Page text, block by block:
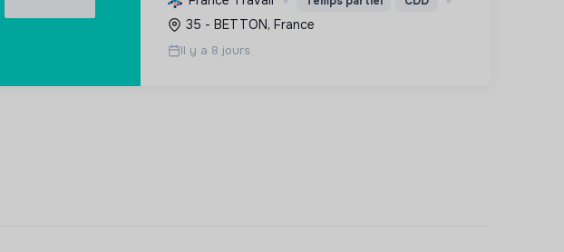
expertise pour préserver le patrimoine et
bâtir l'avenir.
35 - BETTON, France
Il y a 8 jours